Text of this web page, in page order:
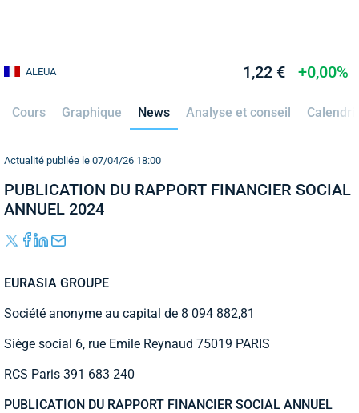
ALEUA 1,22 € +0,00%
Cours Graphique News Analyse et conseil
Actualité publiée le 07/04/26 18:00
PUBLICATION DU RAPPORT FINANCIER SOCIAL
ANNUEL 2024
EURASIA GROUPE
Société anonyme au capital de 8 094 882,81
Siège social 6, rue Emile Reynaud 75019 PARIS
RCS Paris 391 683 240
PUBLICATION DU RAPPORT FINANCIER SOCIAL ANNUEL